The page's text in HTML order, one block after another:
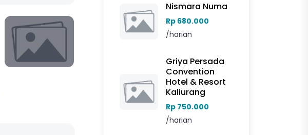
Nismara Numa
Rp 680.000
/harian
Griya Persada
Convention
Hotel & Resort
Kaliurang
Rp 750.000
/harian